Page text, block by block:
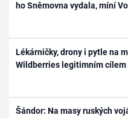
ho Sněmovna vydala, míní
Lékárničky, drony i pytle na
Wildberries legitimním cílem
Šándor: Na masy ruských